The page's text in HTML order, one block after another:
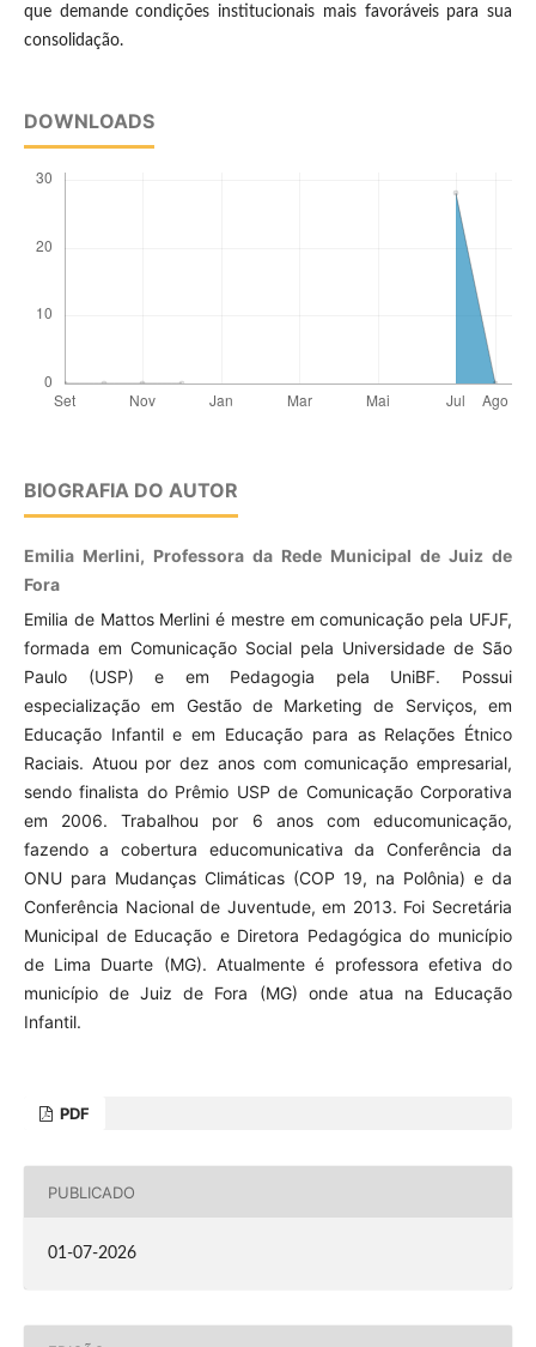
que demande condições institucionais mais favoráveis para sua
consolidação.
DOWNLOADS
BIOGRAFIA DO AUTOR
Emilia Merlini, Professora da Rede Municipal de Juiz de
Fora
Emilia de Mattos Merlini é mestre em comunicação pela UFJF,
formada em Comunicação Social pela Universidade de São
Paulo (USP) e em Pedagogia pela UniBF. Possui
especialização em Gestão de Marketing de Serviços, em
Educação Infantil e em Educação para as Relações Étnico
Raciais. Atuou por dez anos com comunicação empresarial,
sendo finalista do Prêmio USP de Comunicação Corporativa
em 2006. Trabalhou por 6 anos com educomunicação,
fazendo a cobertura educomunicativa da Conferência da
ONU para Mudanças Climáticas (COP 19, na Polônia) e da
Conferência Nacional de Juventude, em 2013. Foi Secretária
Municipal de Educação e Diretora Pedagógica do município
de Lima Duarte (MG). Atualmente é professora efetiva do
município de Juiz de Fora (MG) onde atua na Educação
Infantil.
PDF
PUBLICADO
01-07-2026